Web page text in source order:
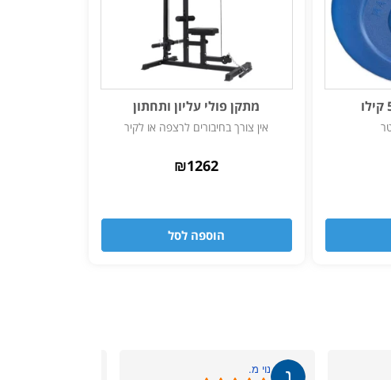
מתקן פולי עליון ותחתון
אין צורך בחיבורים לרצפה או לקיר
₪1262
הוספה לסל
נוי מ.